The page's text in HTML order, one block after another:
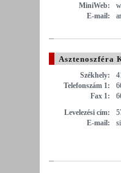
MiniWeb:
E-mail:
Asztenoszféra
Székhely:
Telefonszám 1:
Fax 1:
Levelezési cím:
E-mail: